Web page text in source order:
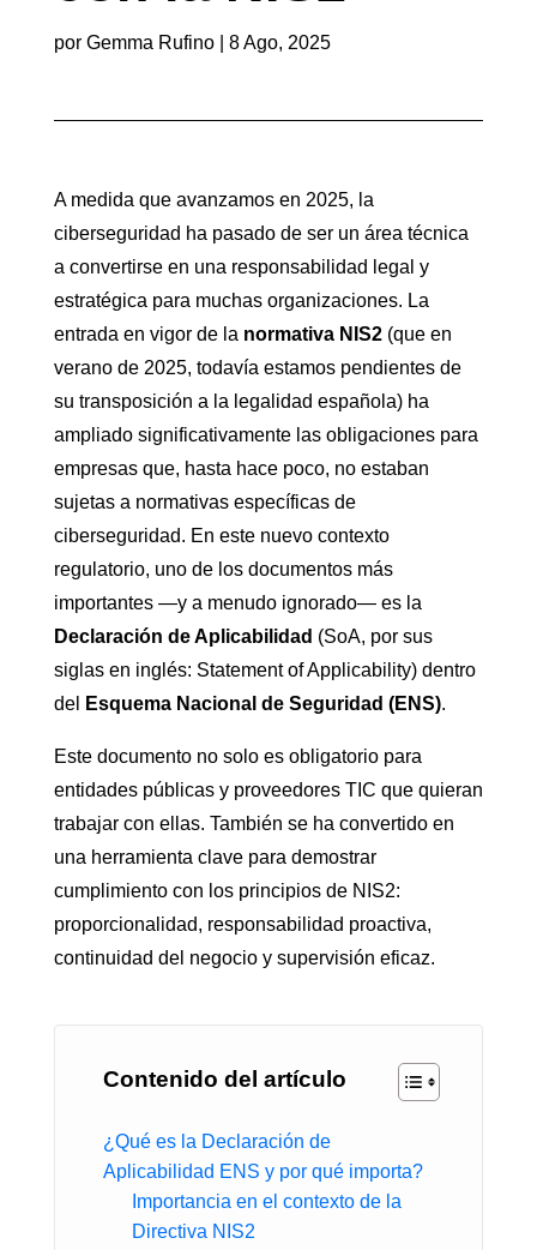
por Gemma Rufino| 8 Ago, 2025
A medida que avanzamos en 2025, la
ciberseguridad ha pasado de ser un área técnica
a convertirse en una responsabilidad legal y
estratégica para muchas organizaciones. La
entrada en vigor de la normativa NIS2(que en
verano de 2025, todavía estamos pendientes de
su transposición a la legalidad española) ha
ampliado significativamente las obligaciones para
empresas que, hasta hace poco, no estaban
sujetas a normativas específicas de
ciberseguridad. En este nuevo contexto
regulatorio, uno de los documentos más
importantes —y a menudo ignorado— es la
Declaración de Aplicabilidad (SoA, por sus
siglas en inglés: Statement of Applicability) dentro
del
Esquema Nacional de Seguridad (ENS).
Este documento no solo es obligatorio para
entidades públicas y proveedores TIC que quieran
trabajar con ellas. También se ha convertido en
una herramienta clave para demostrar
cumplimiento con los principios de NIS2:
proporcionalidad, responsabilidad proactiva,
continuidad del negocio y supervisión eficaz.
Contenido del artículo
¿Qué es la Declaración de
Aplicabilidad ENS y por qué importa?
Importancia en el contexto de la
Directiva NIS2